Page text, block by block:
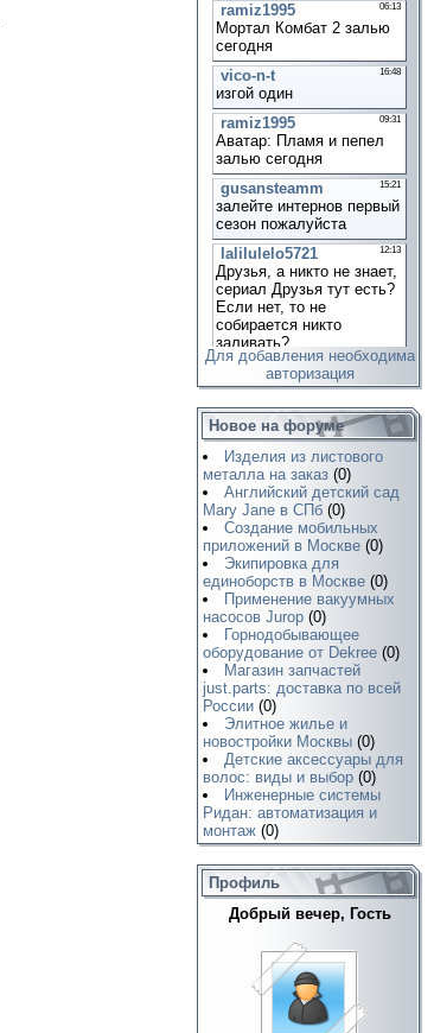
Для добавления необходима
авторизация
Новое на форуме
Изделия из листового
металла на заказ (0)
Английский детский сад
Mary Jane в СПб (0)
Создание мобильных
приложений в Москве (0)
Экипировка для
единоборств в Москве (0)
Применение вакуумных
насосов Jurop (0)
Горнодобывающее
оборудование от Dekree (0)
Магазин запчастей
just.parts: доставка по всей
России (0)
Элитное жилье и
новостройки Москвы (0)
Детские аксессуары для
волос: виды и выбор (0)
Инженерные системы
Ридан: автоматизация и
монтаж (0)
Профиль
Добрый вечер, Гость